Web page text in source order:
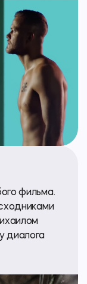
фильма.
диалога